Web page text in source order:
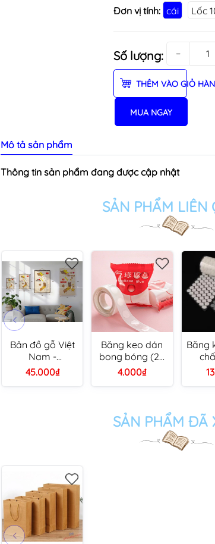
Đơn vị tính: cái Lốc
Số lượng: −
THÊM VÀO GIỎ
MUA NGAY
Mô tả sản phẩm
Thông tin sản phẩm đang được cập nhật
SẢN PHẨM LIÊN
Bản đồ gỗ Việt
Nam -
20x30cm/
45.000₫
Băng keo dán
bong bóng (25
cuộn/ bịch)
4.000₫
Băng
SẢN PHẨM ĐÃ